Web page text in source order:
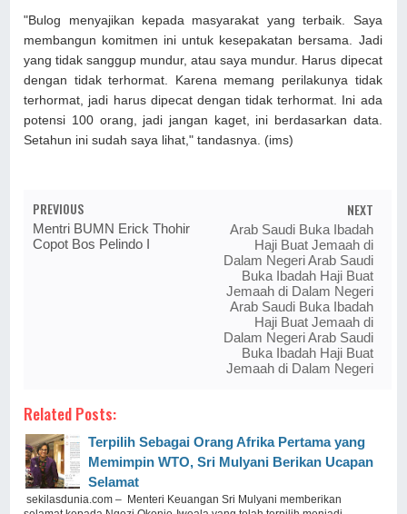
"Bulog menyajikan kepada masyarakat yang terbaik. Saya
membangun komitmen ini untuk kesepakatan bersama. Jadi
yang tidak sanggup mundur, atau saya mundur. Harus dipecat
dengan tidak terhormat. Karena memang perilakunya tidak
terhormat, jadi harus dipecat dengan tidak terhormat. Ini ada
potensi 100 orang, jadi jangan kaget, ini berdasarkan data.
Setahun ini sudah saya lihat," tandasnya. (ims)
PREVIOUS
Mentri BUMN Erick Thohir
Copot Bos Pelindo I
NEXT
Arab Saudi Buka Ibadah
Haji Buat Jemaah di
Dalam Negeri Arab Saudi
Buka Ibadah Haji Buat
Jemaah di Dalam Negeri
Arab Saudi Buka Ibadah
Haji Buat Jemaah di
Dalam Negeri Arab Saudi
Buka Ibadah Haji Buat
Jemaah di Dalam Negeri
Related Posts:
Terpilih Sebagai Orang Afrika Pertama yang
Memimpin WTO, Sri Mulyani Berikan Ucapan
Selamat
sekilasdunia.com – Menteri Keuangan Sri Mulyani memberikan